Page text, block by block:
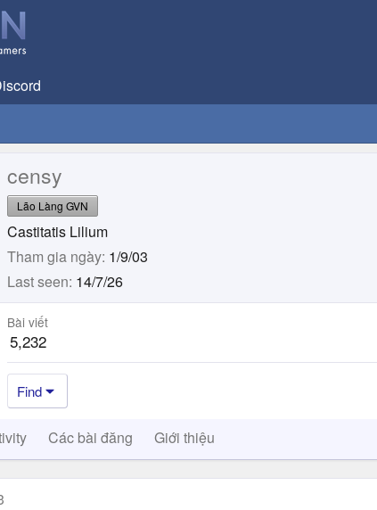
censy
Lão Làng GVN
Castitatis Lilium
Tham gia ngày 1/9/03
Last seen 14/7/26
Bài viết
5,232
Find
Các bài đăng Giới thiệu